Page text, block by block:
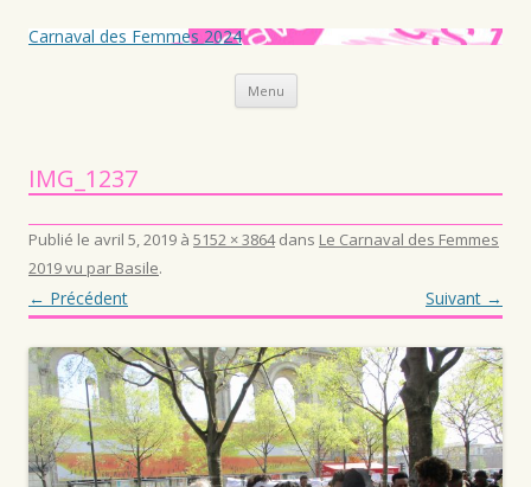
Carnaval des Femmes 2024
Menu Aller au contenu principal
IMG_1237
Publié le avril 5, 2019 à 5152 × 3864dans Le Carnaval des Femmes
2019 vu par Basile.
← Précédent Suivant →